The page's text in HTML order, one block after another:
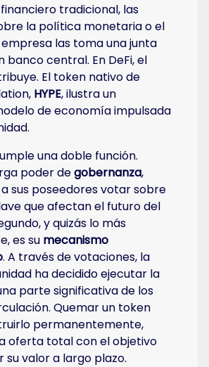
tradicional, las
la política monetaria o el
las toma una junta
banco central. En DeFi, el
El token nativo de
HYPE, ilustra un
de economía impulsada
una doble función.
poder degobernanza,
sus poseedores votar sobre
que afectan el futuro del
y quizás lo más
es su mecanismo
. A través de votaciones, la
ha decidido ejecutar la
parte significativa de los
Quemar un token
permanentemente,
oferta total con el objetivo
valor a largo plazo.